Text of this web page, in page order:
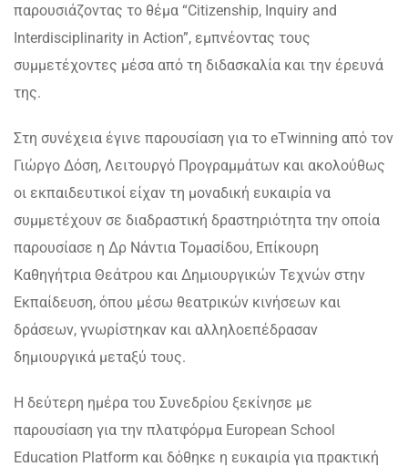
παρουσιάζοντας το θέμα “Citizenship, Inquiry and
Interdisciplinarity in Action”, εμπνέοντας τους
συμμετέχοντες μέσα από τη διδασκαλία και την έρευνά
της.
Στη συνέχεια έγινε παρουσίαση για το eTwinning από τον
Γιώργο Δόση, Λειτουργό Προγραμμάτων και ακολούθως
οι εκπαιδευτικοί είχαν τη μοναδική ευκαιρία να
συμμετέχουν σε διαδραστική δραστηριότητα την οποία
παρουσίασε η Δρ Νάντια Τομασίδου, Επίκουρη
Καθηγήτρια Θεάτρου και Δημιουργικών Τεχνών στην
Εκπαίδευση, όπου μέσω θεατρικών κινήσεων και
δράσεων, γνωρίστηκαν και αλληλοεπέδρασαν
δημιουργικά μεταξύ τους.
Η δεύτερη ημέρα του Συνεδρίου ξεκίνησε με
παρουσίαση για την πλατφόρμα European School
Education Platform και δόθηκε η ευκαιρία για πρακτική